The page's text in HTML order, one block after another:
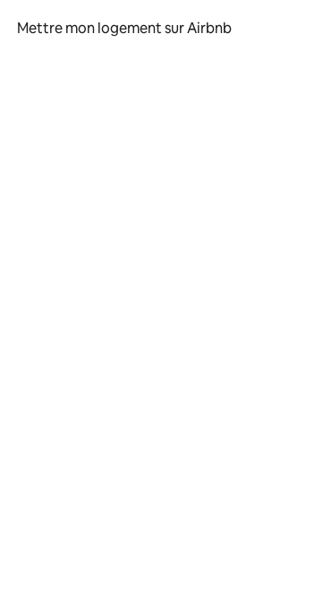
Mettre mon logement sur Airbnb